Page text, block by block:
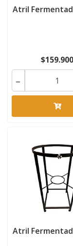
Atril
$159.900
-
Atril